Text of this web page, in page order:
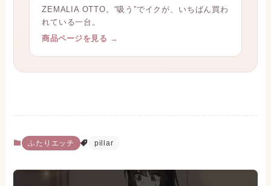
ZEMALIA OTTO。“吸う”でイクが、いちばん買わ
れている一台。
商品ページを見る →
ふたりエッチ pillar